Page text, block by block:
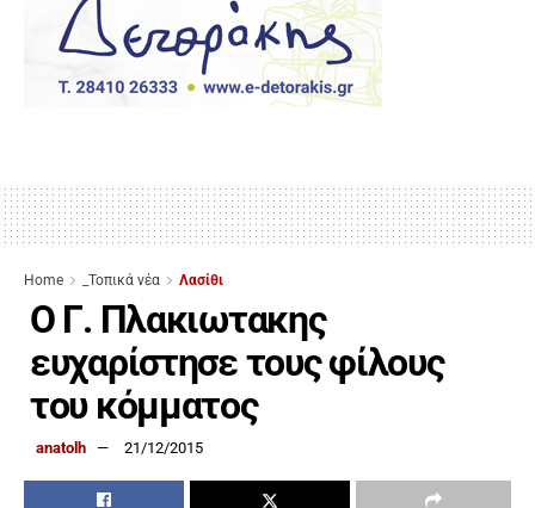
Home _Τοπικά νέα Λασίθι
Ο Γ. Πλακιωτακης
ευχαρίστησε τους φίλους
του κόμματος
anatolh 21/12/2015